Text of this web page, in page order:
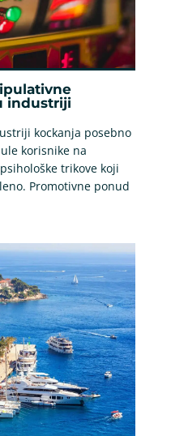
industriji
kockanja posebno
korisnike na
trikove koji
Promotivne ponud